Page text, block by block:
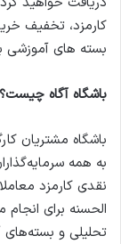
کارمزد، تخفیف
بسته های آموزشی
باشگاه آگاه چیست؟
باشگاه مشتریان
به همه
نقدی کارمزد
الحسنه برای
تحلیلی و